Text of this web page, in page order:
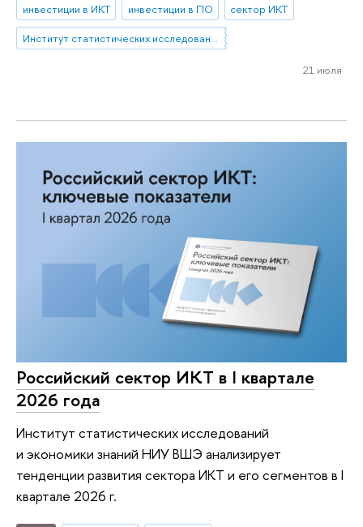
инвестиции в ИКТ
инвестиции в ПО
сектор ИКТ
Институт статистических исследований и экономики знаний
21 июля
Российский сектор ИКТ в I квартале
2026 года
Институт статистических исследований
и экономики знаний НИУ ВШЭ анализирует
тенденции развития сектора ИКТ и его сегментов в I
квартале 2026 г.